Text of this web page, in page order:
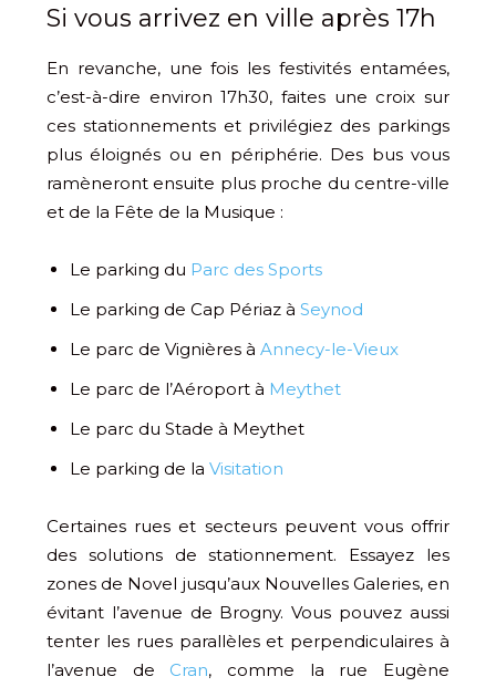
Si vous arrivez en ville après 17h
En revanche, une fois les festivités entamées,
c’est-à-dire environ 17h30, faites une croix sur
ces stationnements et privilégiez des parkings
plus éloignés ou en périphérie. Des bus vous
ramèneront ensuite plus proche du centre-ville
et de la Fête de la Musique :
Le parking du Parc des Sports
Le parking de Cap Périaz à Seynod
Le parc de Vignières à Annecy-le-Vieux
Le parc de l’Aéroport à Meythet
Le parc du Stade à Meythet
Le parking de la Visitation
Certaines rues et secteurs peuvent vous offrir
des solutions de stationnement. Essayez les
zones de Novel jusqu’aux Nouvelles Galeries, en
évitant l’avenue de Brogny. Vous pouvez aussi
tenter les rues parallèles et perpendiculaires à
l’avenue de Cran, comme la rue Eugène